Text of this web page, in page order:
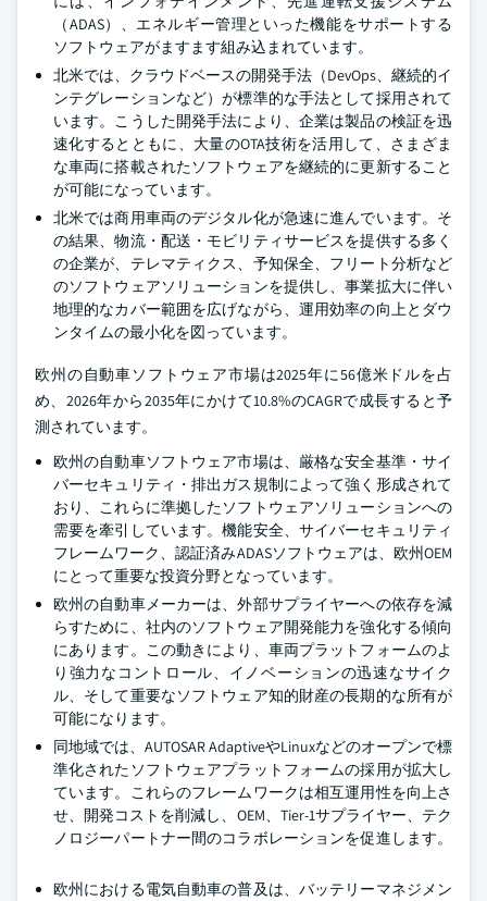
（ADAS）、エネルギー管理といった機能をサポートする
ソフトウェアがますます組み込まれています。
北米では、クラウドベースの開発手法（DevOps、継続的イ
ンテグレーションなど）が標準的な手法として採用されて
います。こうした開発手法により、企業は製品の検証を迅
速化するとともに、大量のOTA技術を活用して、さまざま
な車両に搭載されたソフトウェアを継続的に更新すること
が可能になっています。
北米では商用車両のデジタル化が急速に進んでいます。そ
の結果、物流・配送・モビリティサービスを提供する多く
の企業が、テレマティクス、予知保全、フリート分析など
のソフトウェアソリューションを提供し、事業拡大に伴い
地理的なカバー範囲を広げながら、運用効率の向上とダウ
ンタイムの最小化を図っています。
欧州の自動車ソフトウェア市場は2025年に56億米ドルを占
め、2026年から2035年にかけて10.8%のCAGRで成長すると予
測されています。
欧州の自動車ソフトウェア市場は、厳格な安全基準・サイ
バーセキュリティ・排出ガス規制によって強く形成されて
おり、これらに準拠したソフトウェアソリューションへの
需要を牽引しています。機能安全、サイバーセキュリティ
フレームワーク、認証済みADASソフトウェアは、欧州OEM
にとって重要な投資分野となっています。
欧州の自動車メーカーは、外部サプライヤーへの依存を減
らすために、社内のソフトウェア開発能力を強化する傾向
にあります。この動きにより、車両プラットフォームのよ
り強力なコントロール、イノベーションの迅速なサイク
ル、そして重要なソフトウェア知的財産の長期的な所有が
可能になります。
同地域では、AUTOSAR AdaptiveやLinuxなどのオープンで標
準化されたソフトウェアプラットフォームの採用が拡大し
ています。これらのフレームワークは相互運用性を向上さ
せ、開発コストを削減し、OEM、Tier-1サプライヤー、テク
ノロジーパートナー間のコラボレーションを促進します。
欧州における電気自動車の普及は、バッテリーマネジメン